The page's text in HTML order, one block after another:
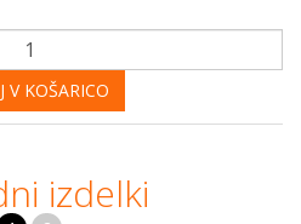
V KOŠARICO
izdelki